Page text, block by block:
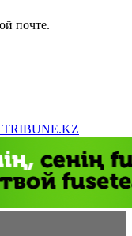
почте.
TRIBUNE.KZ